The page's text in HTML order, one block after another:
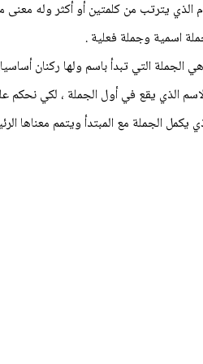
الذي يترتب من كلمتين أو أكثر وله
اسمية وجملة فعلية .
الجملة التي تبدأ باسم ولها ركنان